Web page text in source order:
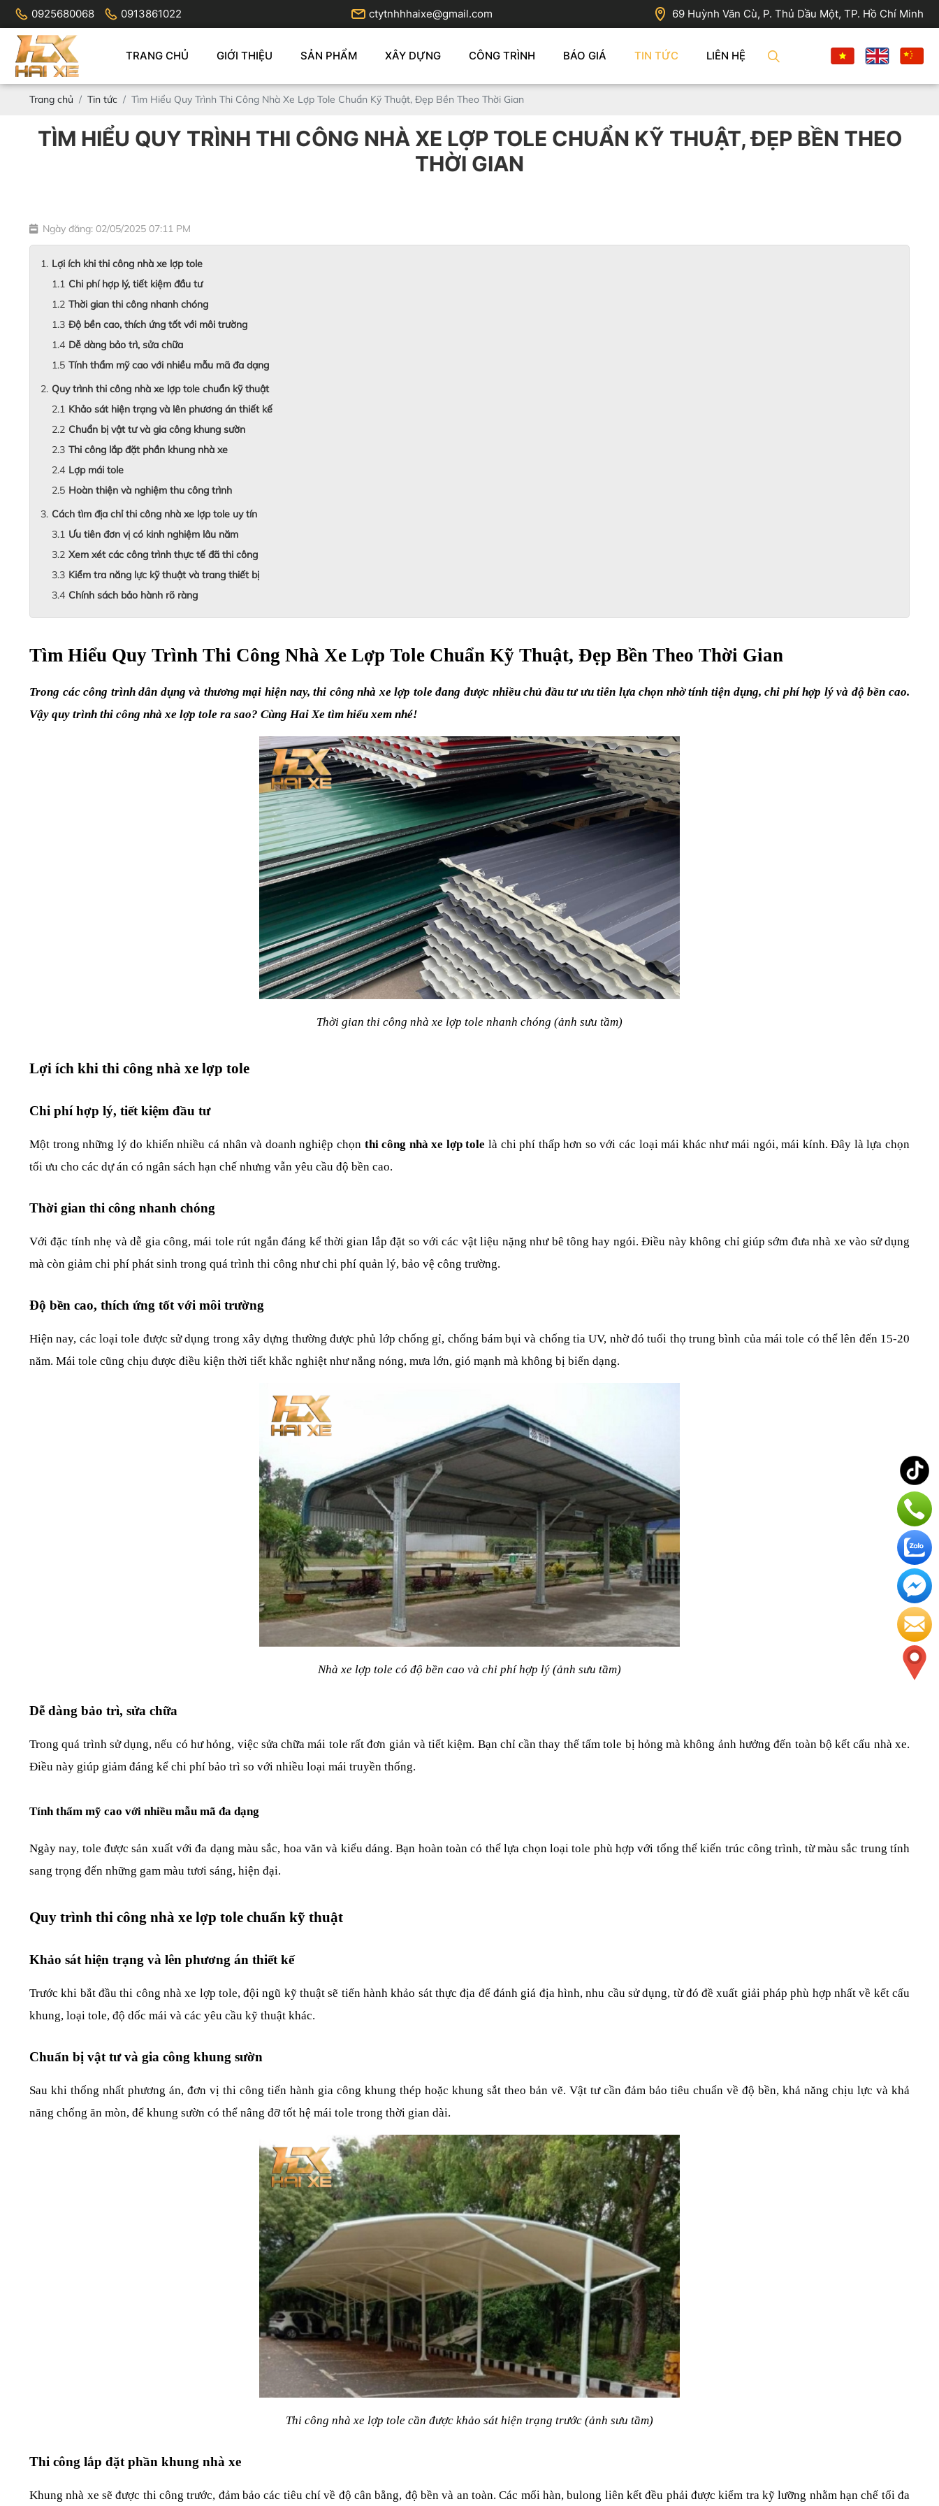
0925680068 0913861022 ctytnhhhaixe@gmail.com 69 Huỳnh Văn Cù, P. Thủ Dầu Một, TP. Hồ Chí Minh
TRANG CHỦ GIỚI THIỆU SẢN PHẨM XÂY DỰNG CÔNG TRÌNH BÁO GIÁ TIN TỨC LIÊN HỆ
Trang chủ Tin tức Tìm Hiểu Quy Trình Thi Công Nhà Xe Lợp Tole Chuẩn Kỹ Thuật, Đẹp Bền Theo Thời Gian
TÌM HIỂU QUY TRÌNH THI CÔNG NHÀ XE LỢP TOLE CHUẨN KỸ THUẬT, ĐẸP BỀN THEO
THỜI GIAN
Ngày đăng: 02/05/2025 07:11 PM
Lợi ích khi thi công nhà xe lợp tole
Chi phí hợp lý, tiết kiệm đầu tư
Thời gian thi công nhanh chóng
Độ bền cao, thích ứng tốt với môi trường
Dễ dàng bảo trì, sửa chữa
Tính thẩm mỹ cao với nhiều mẫu mã đa dạng
Quy trình thi công nhà xe lợp tole chuẩn kỹ thuật
Khảo sát hiện trạng và lên phương án thiết kế
Chuẩn bị vật tư và gia công khung sườn
Thi công lắp đặt phần khung nhà xe
Lợp mái tole
Hoàn thiện và nghiệm thu công trình
Cách tìm địa chỉ thi công nhà xe lợp tole uy tín
Ưu tiên đơn vị có kinh nghiệm lâu năm
Xem xét các công trình thực tế đã thi công
Kiểm tra năng lực kỹ thuật và trang thiết bị
Chính sách bảo hành rõ ràng
Tìm Hiểu Quy Trình Thi Công Nhà Xe Lợp Tole Chuẩn Kỹ Thuật, Đẹp Bền Theo Thời Gian
Trong các công trình dân dụng và thương mại hiện nay, thi công nhà xe lợp tole đang được nhiều chủ đầu tư ưu tiên lựa chọn nhờ tính tiện dụng, chi phí hợp lý và độ bền cao.
Vậy quy trình thi công nhà xe lợp tole ra sao? Cùng Hai Xe tìm hiểu xem nhé!
Thời gian thi công nhà xe lợp tole nhanh chóng (ảnh sưu tầm)
Lợi ích khi thi công nhà xe lợp tole
Chi phí hợp lý, tiết kiệm đầu tư
Một trong những lý do khiến nhiều cá nhân và doanh nghiệp chọn thi công nhà xe lợp tole là chi phí thấp hơn so với các loại mái khác như mái ngói, mái kính. Đây là lựa chọn
tối ưu cho các dự án có ngân sách hạn chế nhưng vẫn yêu cầu độ bền cao.
Thời gian thi công nhanh chóng
Với đặc tính nhẹ và dễ gia công, mái tole rút ngắn đáng kể thời gian lắp đặt so với các vật liệu nặng như bê tông hay ngói. Điều này không chỉ giúp sớm đưa nhà xe vào sử dụng
mà còn giảm chi phí phát sinh trong quá trình thi công như chi phí quản lý, bảo vệ công trường.
Độ bền cao, thích ứng tốt với môi trường
Hiện nay, các loại tole được sử dụng trong xây dựng thường được phủ lớp chống gỉ, chống bám bụi và chống tia UV, nhờ đó tuổi thọ trung bình của mái tole có thể lên đến 15-20
năm. Mái tole cũng chịu được điều kiện thời tiết khắc nghiệt như nắng nóng, mưa lớn, gió mạnh mà không bị biến dạng.
Nhà xe lợp tole có độ bền cao và chi phí hợp lý (ảnh sưu tầm)
Dễ dàng bảo trì, sửa chữa
Trong quá trình sử dụng, nếu có hư hỏng, việc sửa chữa mái tole rất đơn giản và tiết kiệm. Bạn chỉ cần thay thế tấm tole bị hỏng mà không ảnh hưởng đến toàn bộ kết cấu nhà xe.
Điều này giúp giảm đáng kể chi phí bảo trì so với nhiều loại mái truyền thống.
Tính thẩm mỹ cao với nhiều mẫu mã đa dạng
Ngày nay, tole được sản xuất với đa dạng màu sắc, hoa văn và kiểu dáng. Bạn hoàn toàn có thể lựa chọn loại tole phù hợp với tổng thể kiến trúc công trình, từ màu sắc trung tính
sang trọng đến những gam màu tươi sáng, hiện đại.
Quy trình thi công nhà xe lợp tole chuẩn kỹ thuật
Khảo sát hiện trạng và lên phương án thiết kế
Trước khi bắt đầu thi công nhà xe lợp tole, đội ngũ kỹ thuật sẽ tiến hành khảo sát thực địa để đánh giá địa hình, nhu cầu sử dụng, từ đó đề xuất giải pháp phù hợp nhất về kết cấu
khung, loại tole, độ dốc mái và các yêu cầu kỹ thuật khác.
Chuẩn bị vật tư và gia công khung sườn
Sau khi thống nhất phương án, đơn vị thi công tiến hành gia công khung thép hoặc khung sắt theo bản vẽ. Vật tư cần đảm bảo tiêu chuẩn về độ bền, khả năng chịu lực và khả
năng chống ăn mòn, để khung sườn có thể nâng đỡ tốt hệ mái tole trong thời gian dài.
Thi công nhà xe lợp tole cần được khảo sát hiện trạng trước (ảnh sưu tầm)
Thi công lắp đặt phần khung nhà xe
Khung nhà xe sẽ được thi công trước, đảm bảo các tiêu chí về độ cân bằng, độ bền và an toàn. Các mối hàn, bulong liên kết đều phải được kiểm tra kỹ lưỡng nhằm hạn chế tối đa